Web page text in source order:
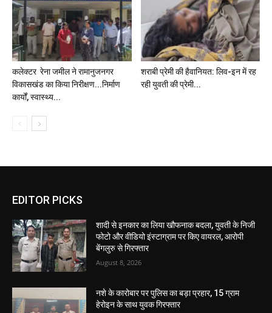
कलेक्टर रेना जमील ने रामानुजनगर
विकासखंड का किया निरीक्षण...निर्माण
कार्यों, स्वास्थ्य...
शराबी प्रेमी की हैवानियत: लिव-इन में रह
रही युवती की प्रेमी...
EDITOR PICKS
शादी से इनकार का लिया खौफनाक बदला, युवती के निजी
फोटो और वीडियो इंस्टाग्राम पर किए वायरल, आरोपी
बेंगलुरु से गिरफ्तार
August 8, 2026
नशे के कारोबार पर पुलिस का बड़ा प्रहार, 15 ग्राम
हेरोइन के साथ युवक गिरफ्तार